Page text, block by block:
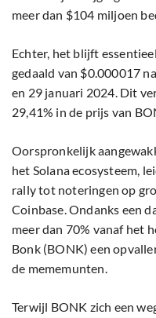
meer dan $104 miljoen
Echter, het blijft
gedaald van $0.000017
en 29 januari 2024. Dit
29,41% in de prijs van
Oorspronkelijk
het Solana ecosysteem,
rally tot noteringen op
Coinbase. Ondanks een
meer dan 70% vanaf het
Bonk (BONK) een
de mememunten.
Terwijl BONK zich een